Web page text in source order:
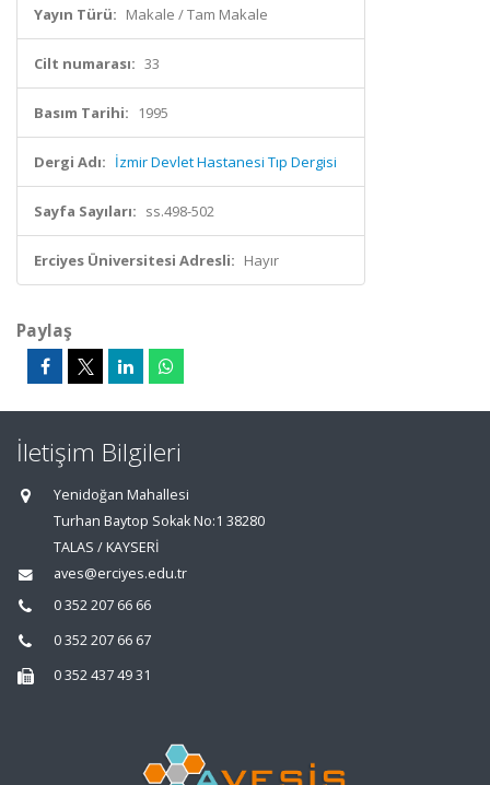
Yayın Türü: Makale / Tam Makale
Cilt numarası: 33
Basım Tarihi: 1995
Dergi Adı: İzmir Devlet Hastanesi Tıp Dergisi
Sayfa Sayıları: ss.498-502
Erciyes Üniversitesi Adresli: Hayır
Paylaş
İletişim Bilgileri
Yenidoğan Mahallesi
Turhan Baytop Sokak No:1 38280
TALAS / KAYSERİ
aves@erciyes.edu.tr
0 352 207 66 66
0 352 207 66 67
0 352 437 49 31